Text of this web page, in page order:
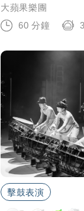
大蘋果樂團
60 分鐘
擊鼓表演